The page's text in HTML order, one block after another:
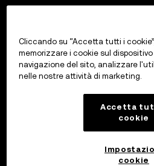
Cliccando su “Accetta tutti i
memorizzare i cookie sul dispositivo
navigazione del sito, analizzare
nelle nostre attività di marketing.
Accetta
cookie
cookie